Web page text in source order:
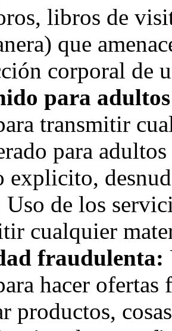
libros de
que
corporal de
para
transmitir
para
explicito,
Uso de los
cualquier
fraudulenta:
hacer ofertas
productos,